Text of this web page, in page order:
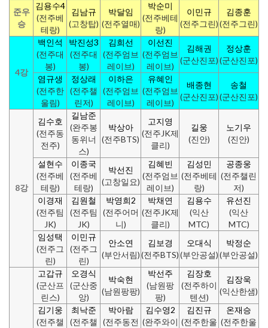
준우
승
김용수4
(전주베
테랑)
김남규
(고창탑)
박달임
(전주열매)
박순미
(전주베테
랑)
이민규
(전주그린)
김종훈
(전주그린)
4강
백인석
(전주대
봉)
박진성3
(전주대
봉)
김희선
(전주엄브
레이브)
이선진
(전주엄브
레이브)
김해권
(군산진포)
정상훈
(군산진포)
염규생
(전주한
울림)
정상래
(전주챌
린저)
이하은
(전주엄브
레이브)
유혜인
(전주엄브
레이브)
배종현
(군산진포)
송철
(군산진포)
8강
김수호
(전주동
전주)
길남준
(완주봉
동위너
스)
박상아
(전주BTS)
고지영
(전주JK제
클리)
길웅
(진안)
노기우
(진안)
설현수
(전주베
테랑)
이종국
(전주베
테랑)
박선진
(고창일요)
김혜빈
(전주엄브
레이브)
김성민
(전주베테
랑)
공종웅
(전주챌린
저)
이경재
(전주팀
JK)
김원철
(전주팀
JK)
박영희2
(전주어머
니)
박채연
(전주JK제
클리)
김용수
(익산
MTC)
유선진
(익산
MTC)
임성택
(전주그
린)
이민규
(전주그
린)
안소연
(부안서림)
김보경
(전주BTS)
오대식
(부안공설)
박정순
(부안공설)
고갑규
(군산프
린스)
오경식
(군산중
앙)
박숙현
(남원팡팡)
박선주
(남원팡
팡)
김장호
(전주하이
텐션)
김장욱
(익산한샘)
김기웅
(전주챌
최낙준
(전주챌
박아람
(전주동전
김수영2
(완주와이
김진규
(전주한울
온재승
(전주한울